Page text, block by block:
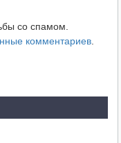
со спамом.
комментариев.